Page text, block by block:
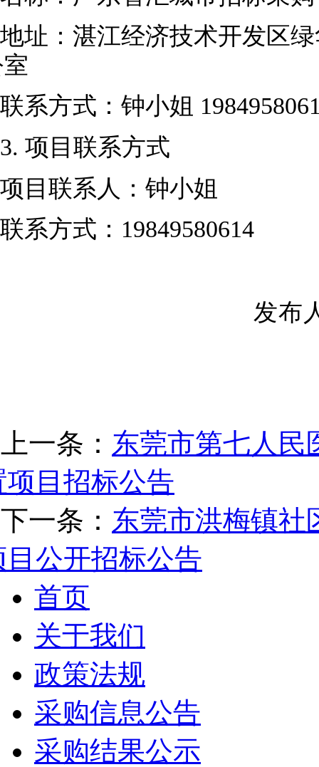
地址： 湛江经济技术开发区
联系方式：钟小姐
3. 项目联系方式
项目联系人：钟小姐
联系方式： 19849580614
发布
上一条： 东莞市第七人民
项目招标公告
下一条： 东莞市洪梅镇社
目公开招标公告
首页
关于我们
政策法规
采购信息公告
采购结果公示